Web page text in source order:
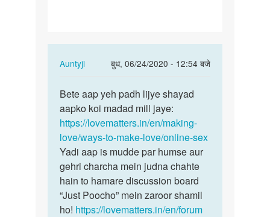
Auntyji
बुध, 06/24/2020 - 12:54 बजे
In
to
Mujhe
online
sex
karni
hai…
by
Balveer
Singh
Bete
aap
yeh
padh
lijye…
Bete aap yeh padh lijye shayad
aapko koi madad mill jaye:
https://lovematters.in/en/making-
love/ways-to-make-love/online-sex
Yadi aap is mudde par humse aur
gehri charcha mein judna chahte
hain to hamare discussion board
“Just Poocho” mein zaroor shamil
ho! https://lovematters.in/en/forum